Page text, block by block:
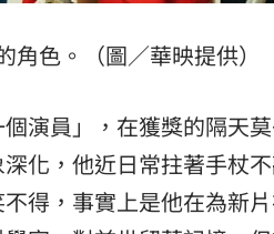
色。（圖／華映提供）
演員」，在獲獎的隔天
化，他近日常拄著手杖
得，事實上是他在為新